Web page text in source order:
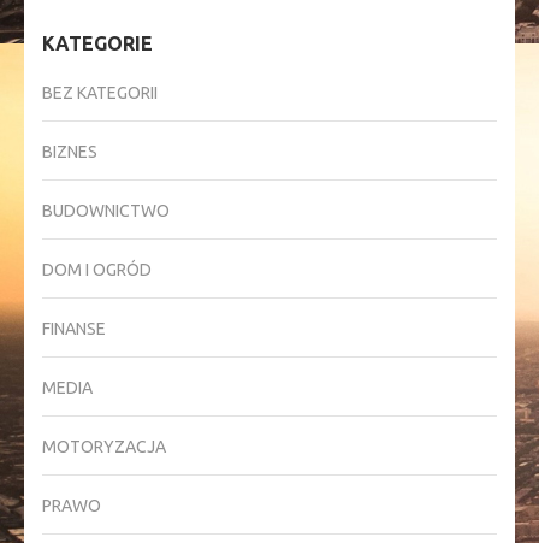
KATEGORIE
BEZ KATEGORII
BIZNES
BUDOWNICTWO
DOM I OGRÓD
FINANSE
MEDIA
MOTORYZACJA
PRAWO